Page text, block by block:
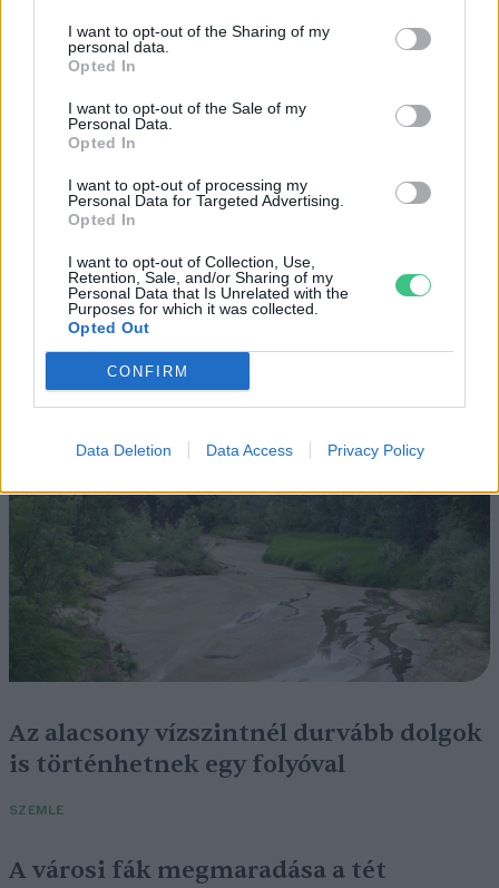
I want to opt-out of the Sharing of my
personal data.
Opted In
I want to opt-out of the Sale of my
Personal Data.
Opted In
I want to opt-out of processing my
Personal Data for Targeted Advertising.
Opted In
I want to opt-out of Collection, Use,
Retention, Sale, and/or Sharing of my
Personal Data that Is Unrelated with the
Purposes for which it was collected.
Opted Out
CONFIRM
Data Deletion Data Access Privacy Policy
és mit tehetünk ellene?
Csillaghullás, napfogyatkozás:
augusztusban érdemes lesz az égre
nézni
Az alacsony vízszintnél durvább dolgok
is történhetnek egy folyóval
SZEMLE
A városi fák megmaradása a tét